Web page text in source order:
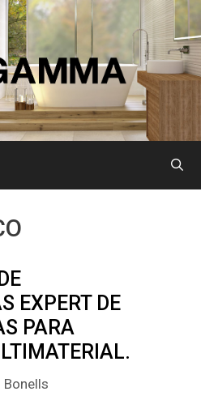
EXPERT DE
PARA
Bonells